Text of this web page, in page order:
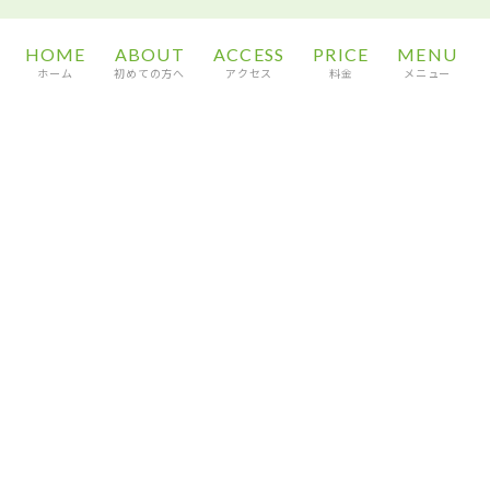
HOME
ホーム
ABOUT
初めての方へ
ACCESS
アクセス
PRICE
料金
MENU
メニュー